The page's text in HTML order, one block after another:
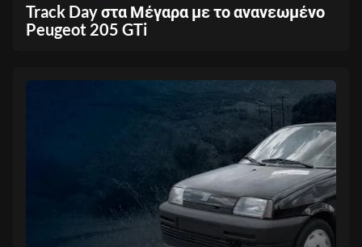
Track Day στα Μέγαρα με το ανανεωμένο
Peugeot 205 GTi